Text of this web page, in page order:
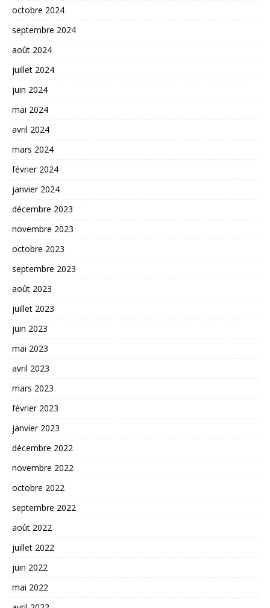
octobre 2024
septembre 2024
août 2024
juillet 2024
juin 2024
mai 2024
avril 2024
mars 2024
février 2024
janvier 2024
décembre 2023
novembre 2023
octobre 2023
septembre 2023
août 2023
juillet 2023
juin 2023
mai 2023
avril 2023
mars 2023
février 2023
janvier 2023
décembre 2022
novembre 2022
octobre 2022
septembre 2022
août 2022
juillet 2022
juin 2022
mai 2022